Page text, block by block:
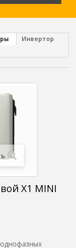
Инвертор
X1 MINI